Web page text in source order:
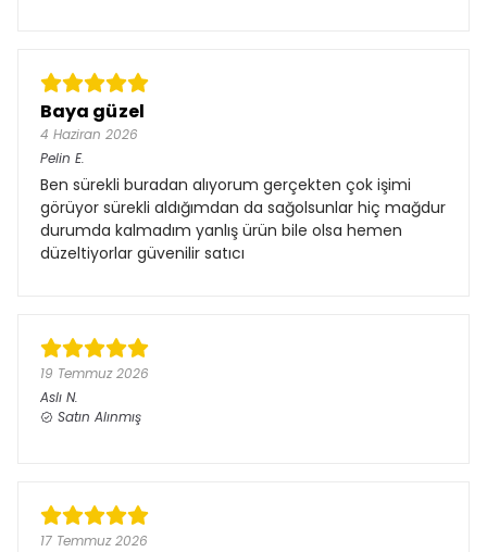
Baya güzel
4 Haziran 2026
Pelin E.
Ben sürekli buradan alıyorum gerçekten çok işimi
görüyor sürekli aldığımdan da sağolsunlar hiç mağdur
durumda kalmadım yanlış ürün bile olsa hemen
düzeltiyorlar güvenilir satıcı
19 Temmuz 2026
Aslı N.
Satın Alınmış
17 Temmuz 2026